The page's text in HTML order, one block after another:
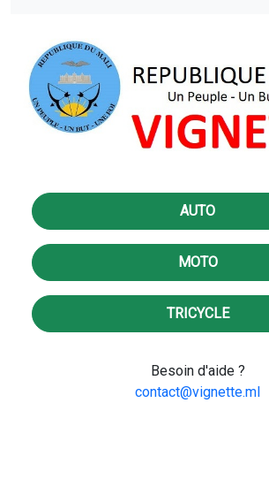
AUTO
MOTO
TRICYCLE
Besoin d'aide ?
contact@vignette.ml